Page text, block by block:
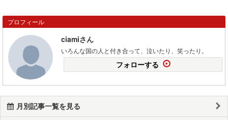
プロフィール
ciamiさん
いろんな国の人と付き合って、泣いたり、笑ったり。
フォローする
月別記事一覧を見る